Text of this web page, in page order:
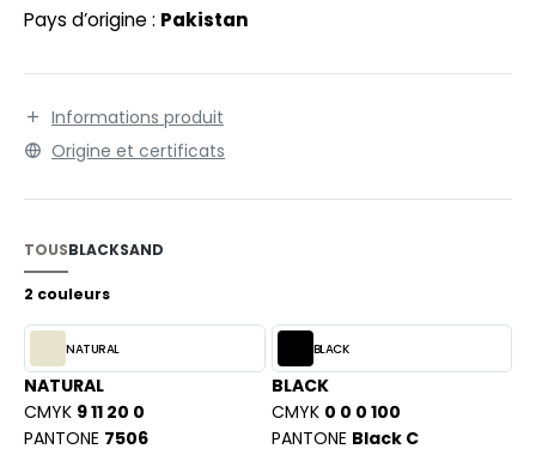
SHOPPING
VETEMENTS
OF THE LOOM
OF THE LOOM VINTAGE
- BLANKS
Pays d’origine : Pakistan
Informations produit
Origine et certificats
TOUSBLACKSAND
2 couleurs
NATURAL
NATURAL
CMYK 9 11 20 0
PANTONE 7506
BLACK
BLACK
CMYK 0 0 0 100
PANTONE Black C